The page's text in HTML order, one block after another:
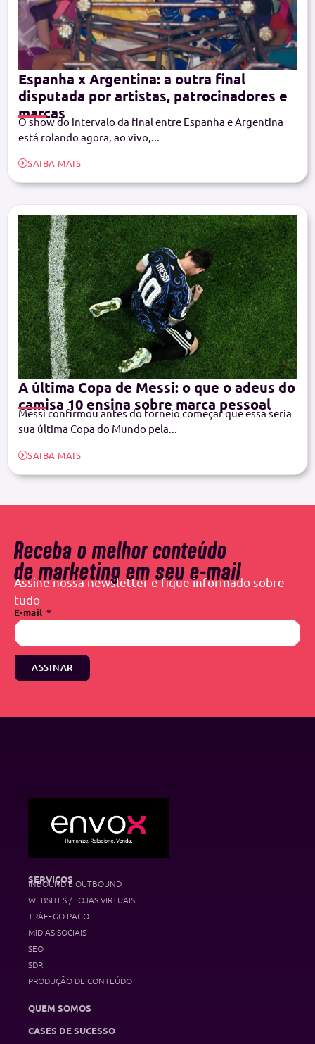
Espanha x Argentina: a outra final
disputada por artistas, patrocinadores e
marcas
O show do intervalo da final entre Espanha e Argentina
está rolando agora, ao vivo,...
SAIBA MAIS
A última Copa de Messi: o que o adeus do
camisa 10 ensina sobre marca pessoal
Messi confirmou antes do torneio começar que essa seria
sua última Copa do Mundo pela...
SAIBA MAIS
Receba o melhor conteúdo
de marketing em seu e-mail
Assine nossa newsletter e fique informado sobre
tudo
E-mail
ASSINAR
SERVIÇOS
INBOUND E OUTBOUND
WEBSITES / LOJAS VIRTUAIS
TRÁFEGO PAGO
MÍDIAS SOCIAIS
SEO
SDR
PRODUÇÃO DE CONTEÚDO
QUEM SOMOS
CASES DE SUCESSO